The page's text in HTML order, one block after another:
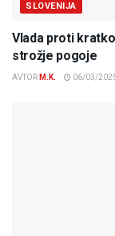
SLOVENIJA
Vlada proti
strožje pogoje
AVTOR M.K. 06/03/